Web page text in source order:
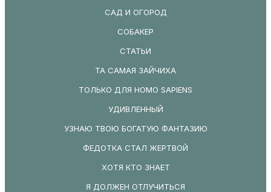
САД И ОГОРОД
СОБАКЕР
СТАТЬИ
ТА САМАЯ ЗАЙЧИХА
ТОЛЬКО ДЛЯ HOMO SAPIENS
УДИВЛЕННЫЙ
УЗНАЮ ТВОЮ БОГАТУЮ ФАНТАЗИЮ
ФЕДОТКА СТАЛ ЖЕРТВОЙ
ХОТЯ КТО ЗНАЕТ
Я ДОЛЖЕН ОТЛУЧИТЬСЯ